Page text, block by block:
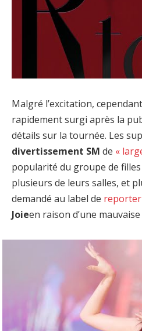
Malgré l’excitation,
rapidement surgi après la
détails sur la tournée. Les
divertissement SM de «
popularité du groupe de
plusieurs de leurs salles, et
demandé au label de
Joieen raison d’une